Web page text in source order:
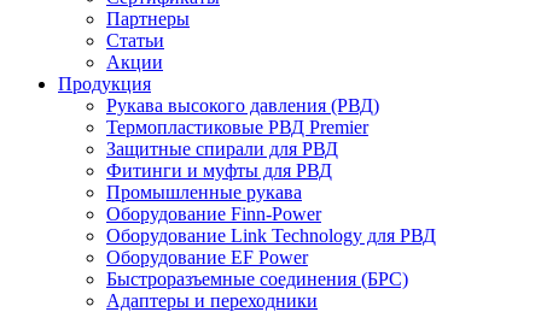
Партнеры
Статьи
Акции
Продукция
Рукава высокого давления (РВД)
Термопластиковые РВД Premier
Защитные спирали для РВД
Фитинги и муфты для РВД
Промышленные рукава
Оборудование Finn-Power
Оборудование Link Technology для РВД
Оборудование EF Power
Быстроразъемные соединения (БРС)
Адаптеры и переходники